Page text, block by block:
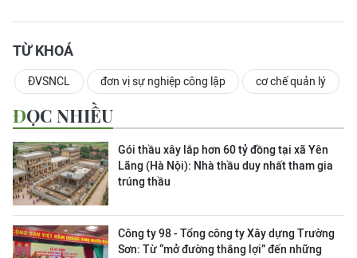
TỪ KHOÁ
ĐVSNCL đơn vị sự nghiệp công lập cơ chế quản lý
ĐỌC NHIỀU
Gói thầu xây lắp hơn 60 tỷ đồng tại xã Yên
Lãng (Hà Nội): Nhà thầu duy nhất tham gia
trúng thầu
Công ty 98 - Tổng công ty Xây dựng Trường
Sơn: Từ “mở đường thắng lợi” đến những